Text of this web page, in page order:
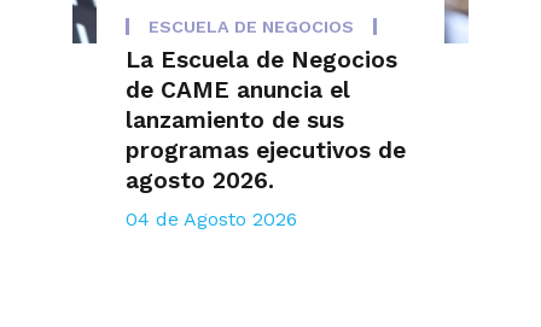
ESCUELA DE NEGOCIOS
La Escuela de Negocios
de CAME anuncia el
lanzamiento de sus
programas ejecutivos de
agosto 2026.
04 de Agosto 2026